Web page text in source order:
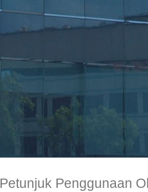
Petunjuk Penggunaan